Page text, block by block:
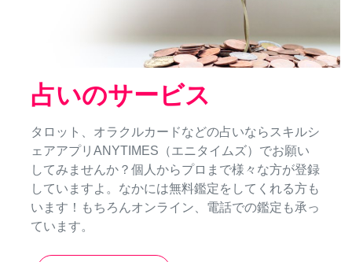
占いのサービス
タロット、オラクルカードなどの占いならスキルシ
ェアアプリANYTIMES（エニタイムズ）でお願い
してみませんか？個人からプロまで様々な方が登録
していますよ。なかには無料鑑定をしてくれる方も
います！もちろんオンライン、電話での鑑定も承っ
ています。